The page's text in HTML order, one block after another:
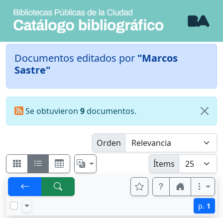
Documentos editados por "Marcos
Sastre"
Se obtuvieron 9documentos.
Orden
Ítems
p. 1